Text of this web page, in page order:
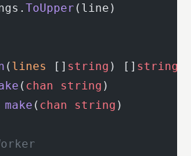
ToUpper (line)
( lines [] string ) [] string
( chan string )
make ( chan string )